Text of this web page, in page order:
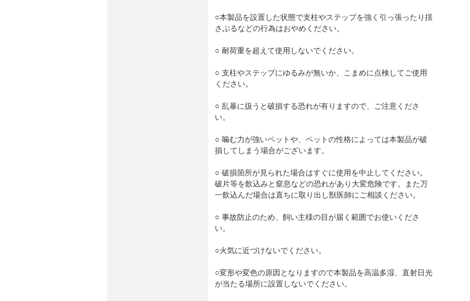
○本製品を設置した状態で支柱やステップを強く引っ張ったり揺
さぶるなどの行為はおやめください。
○ 耐荷重を超えて使用しないでください。
○ 支柱やステップにゆるみが無いか、こまめに点検してご使用
ください。
○ 乱暴に扱うと破損する恐れが有りますので、ご注意くださ
い。
○ 噛む力が強いペットや、ペットの性格によっては本製品が破
損してしまう場合がございます。
○ 破損箇所が見られた場合はすぐに使用を中止してください。
破片等を飲込みと窒息などの恐れがあり大変危険です。また万
一飲込んだ場合は直ちに取り出し獣医師にご相談ください。
○ 事故防止のため、飼い主様の目が届く範囲でお使いくださ
い。
○火気に近づけないでください。
○変形や変色の原因となりますので本製品を高温多湿、直射日光
が当たる場所に設置しないでください。